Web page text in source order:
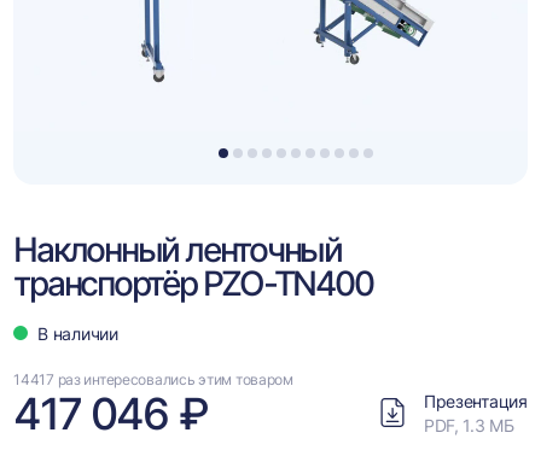
1 2 3 4 5 6 7 8 9 1011
Наклонный ленточный
транспортёр PZO-TN400
В наличии
14417 раз интересовались этим товаром
417 046 ₽
Презентация
PDF, 1.3 МБ